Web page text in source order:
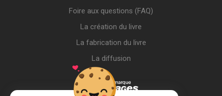
Foire aux questions (FAQ)
La création du livre
La fabrication du livre
La diffusion